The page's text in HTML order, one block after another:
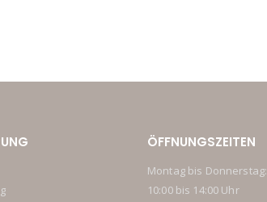
ÖFFNUNGSZEITEN
Montag bis Donnerstag:
10:00 bis 14:00 Uhr